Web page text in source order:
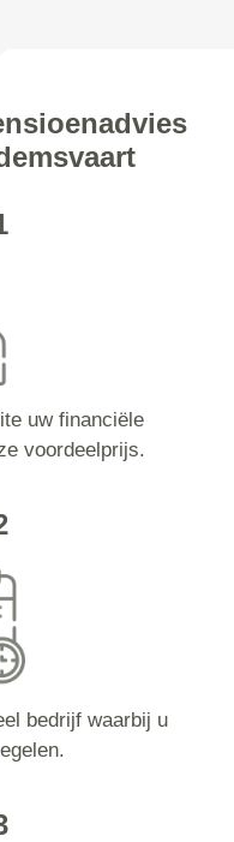
uw financiële
voordeelprijs.
bedrijf waarbij u